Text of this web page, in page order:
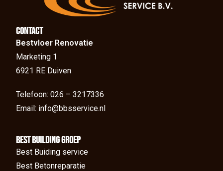
Contact
Bestvloer Renovatie
Marketing 1
6921 RE Duiven
Telefoon: 026 – 3217336
Email: info@bbsservice.nl
BEst Building groep
Best Buiding service
Best Betonreparatie